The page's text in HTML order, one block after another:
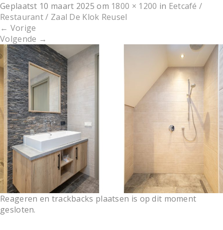
e
v
i
g
a
t
o
n
Geplaatst 10 maart 2025 om 1800 × 1200 in Eetcafé /
Restaurant / Zaal De Klok Reusel
← Vorige
Volgende →
Reageren en trackbacks plaatsen is op dit moment
gesloten.